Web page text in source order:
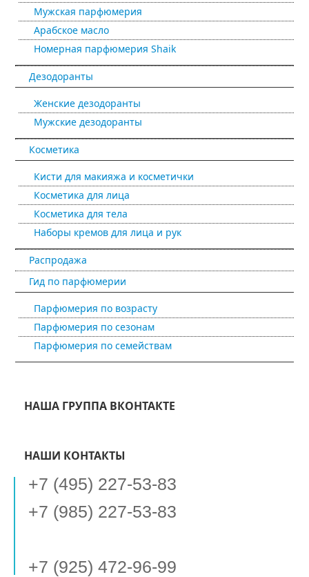
Мужская парфюмерия
Арабское масло
Номерная парфюмерия Shaik
Дезодоранты
Женские дезодоранты
Мужские дезодоранты
Косметика
Кисти для макияжа и косметички
Косметика для лица
Косметика для тела
Наборы кремов для лица и рук
Распродажа
Гид по парфюмерии
Парфюмерия по возрасту
Парфюмерия по сезонам
Парфюмерия по семействам
НАША ГРУППА ВКОНТАКТЕ
НАШИ КОНТАКТЫ
+7 (495) 227-53-83
+7 (985) 227-53-83
+7 (925) 472-96-99